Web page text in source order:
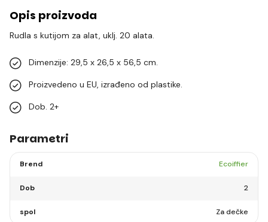
Opis proizvoda
Rudla s kutijom za alat, uklj. 20 alata.
Dimenzije: 29,5 x 26,5 x 56,5 cm.
Proizvedeno u EU, izrađeno od plastike.
Dob. 2+
Parametri
Brend Ecoiffier
Dob 2
spol Za dečke